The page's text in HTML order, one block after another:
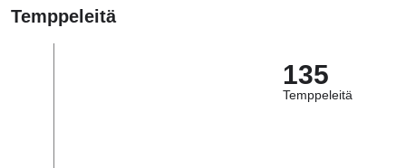
Temppeleitä
135
Temppeleitä